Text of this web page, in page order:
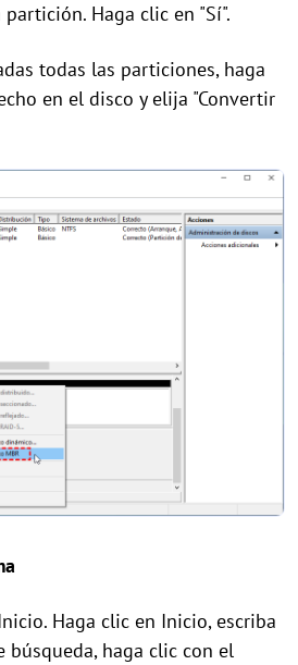
Haga clic en "Sí".
todas las particiones, haga
en el disco y elija "Convertir
Haga clic en Inicio, escriba
búsqueda, haga clic con el